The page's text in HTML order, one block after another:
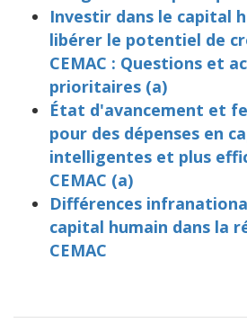
Investir dans le capital
libérer le potentiel de
CEMAC : Questions et
prioritaires (a)
État d'avancement et
pour des dépenses en
intelligentes et plus
CEMAC (a)
Différences
capital humain dans la
CEMAC